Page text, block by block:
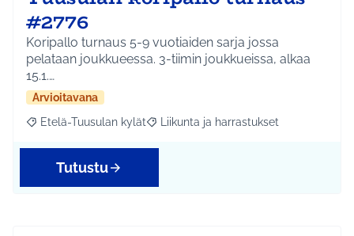
#2776
Koripallo turnaus 5-9 vuotiaiden sarja jossa
pelataan joukkueessa. 3-tiimin joukkueissa, alkaa
15.1.…
Arvioitavana
Rajaa tulokset aihepiirin mukaan: Etelä-Tuusulan kylät
Etelä-Tuusulan kylät Rajaa tulokset teeman mukaan:
Liikunta ja harrastukset
Tutustu